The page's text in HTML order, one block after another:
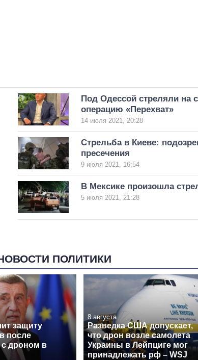
Под Одессой стреляли на
операцию «Перехват»
14 июля 2021, 20:28
Стрельба в Киеве:
пресечения
9 июля 2021, 16:54
В Мексике произошла
5 июля 2021, 21:28
ПОЛИТИКИ
защиту
после
с дроном в
8 августа
Разведка США допускает,
что дрон возле самолета
Украины в Лейпциге мог
принадлежать рф – WSJ